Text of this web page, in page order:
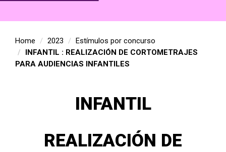
Home 2023
Estímulos por concurso
INFANTIL : REALIZACIÓN DE CORTOMETRAJES
PARA AUDIENCIAS INFANTILES
INFANTIL
REALIZACIÓN DE